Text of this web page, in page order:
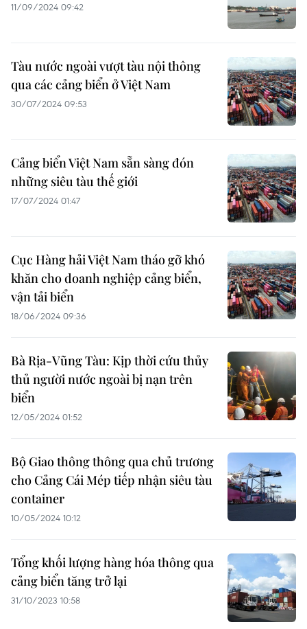
11/09/2024 09:42
Tàu nước ngoài vượt tàu nội thông
qua các cảng biển ở Việt Nam
30/07/2024 09:53
Cảng biển Việt Nam sẵn sàng đón
những siêu tàu thế giới
17/07/2024 01:47
Cục Hàng hải Việt Nam tháo gỡ khó
khăn cho doanh nghiệp cảng biển,
vận tải biển
18/06/2024 09:36
Bà Rịa-Vũng Tàu: Kịp thời cứu thủy
thủ người nước ngoài bị nạn trên
biển
12/05/2024 01:52
Bộ Giao thông thông qua chủ trương
cho Cảng Cái Mép tiếp nhận siêu tàu
container
10/05/2024 10:12
Tổng khối lượng hàng hóa thông qua
cảng biển tăng trở lại
31/10/2023 10:58